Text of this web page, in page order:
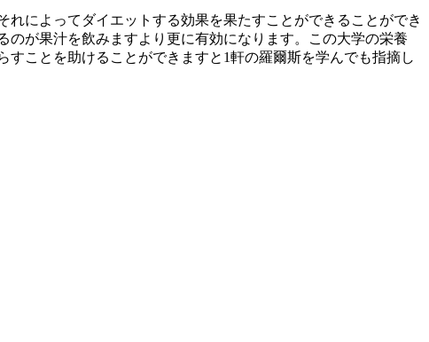
によってダイエットする効果を果たすことができることができ
が果汁を飲みますより更に有効になります。この大学の栄養
ことを助けることができますと1軒の羅爾斯を学んでも指摘し